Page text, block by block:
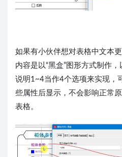
如果有小伙伴想对表格中文本
内容是以“黑盒”图形方式制作
说明1~4当作4个选项来实现，
些属性后显示​，不会影响正常
表格。